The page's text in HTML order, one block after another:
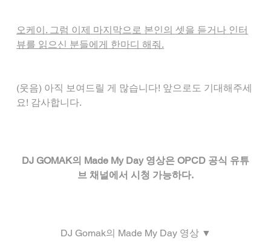
오케이. 그럼 이제 마지막으로 본인의 셋을 듣거나 인터
뷰를 읽으신 분들에게 한마디 해줘.
(웃음) 아직 보여드릴 게 많습니다! 앞으로도 기대해주세
요! 감사합니다.
DJ GOMAK의 Made My Day 영상은 OPCD 공식 유튜
브 채널에서 시청 가능하다.
DJ Gomak의 Made My Day 영상 ▼